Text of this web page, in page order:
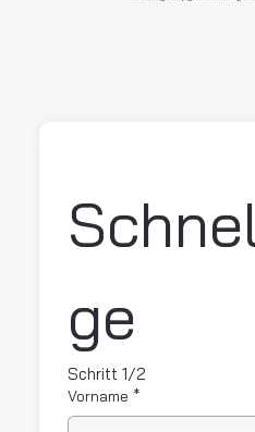
Schritt 1/2
Vorname *